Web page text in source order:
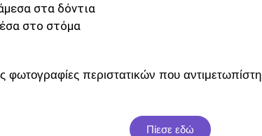
στα δόντια
στο στόμα
φωτογραφίες περιστατικών που
Πίεσε εδώ